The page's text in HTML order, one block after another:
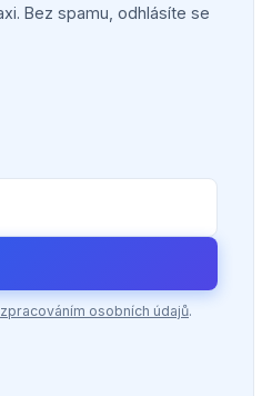
Bez spamu, odhlásíte se
zpracováním osobních údajů.